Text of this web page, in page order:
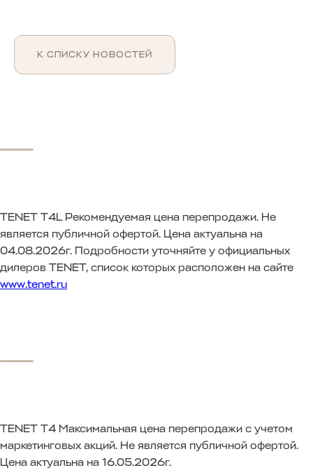
К СПИСКУ НОВОСТЕЙ
TENET T4LРекомендуемая цена перепродажи. Не
является публичной офертой. Цена актуальна на
04.08.2026г. Подробности уточняйте у официальных
дилеров TENET, список которых расположен на сайте
www.tenet.ru
TENET T4 Максимальная цена перепродажи с учетом
маркетинговых акций. Не является публичной офертой.
Цена актуальна на 16.05.2026г.